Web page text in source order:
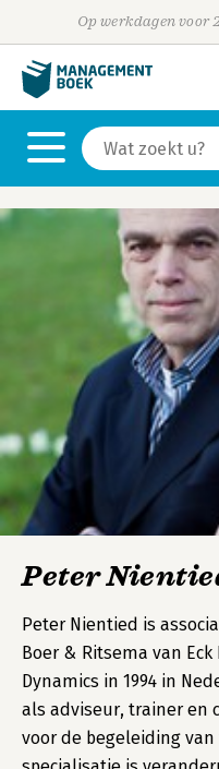
Op werkdagen voor
Peter
Peter Nientied is
Boer & Ritsema van
Dynamics in 1994 in
als adviseur, trainer en
voor de begeleiding